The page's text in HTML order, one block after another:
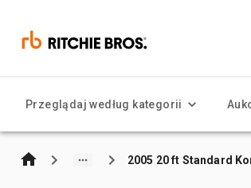
Przeglądaj według kategorii
2005 20 ft Standard